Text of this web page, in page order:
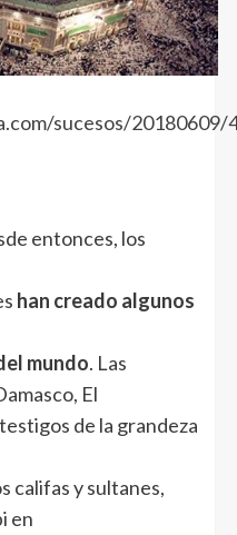
sucesos/
entonces, los
han creado algunos
mundo. Las
El
de la grandeza
califas y sultanes,
en